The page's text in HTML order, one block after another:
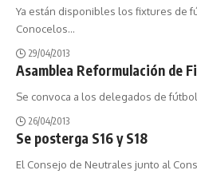
Ya están disponibles los fixtures de
Conocelos…
29/04/2013
Asamblea Reformulación de
Se convoca a los delegados de
26/04/2013
Se posterga S16 y S18
El Consejo de Neutrales junto al